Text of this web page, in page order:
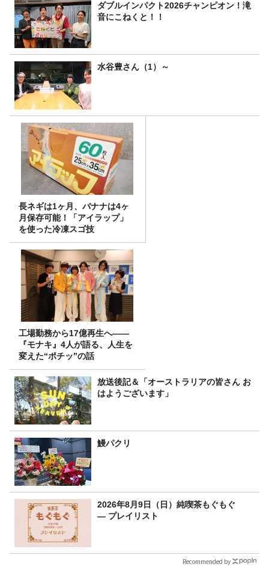
ダブルインパクト2026チャンピオン！滝
音にこねくと！！
水谷豊さん（1）～
長ネギは1ヶ月、バナナは4ヶ
月保存可能！「アイラップ」
を使った冷凍スゴ技
工場勤務から17億再生へ——
『モナキ』4人が語る、人生を
変えた“ポチッ”の話
放送後記＆「オーストラリアの皆さん お
はようございます」
鰻パクリ
2026年8月9日（日）純喫茶もぐもぐ
― プレイリスト
Recommended by